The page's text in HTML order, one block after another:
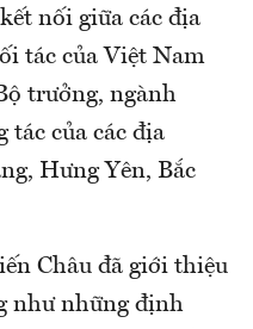
nối giữa các địa
tác của Việt Nam
trưởng, ngành
tác của các địa
Hưng Yên, Bắc
Châu đã giới thiệu
như những định